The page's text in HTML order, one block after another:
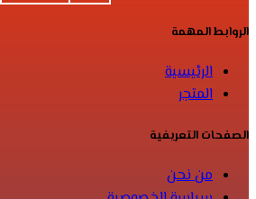
الروابط المهمة
الرئيسية
المتجر
الصفحات التعريفية
من نحن